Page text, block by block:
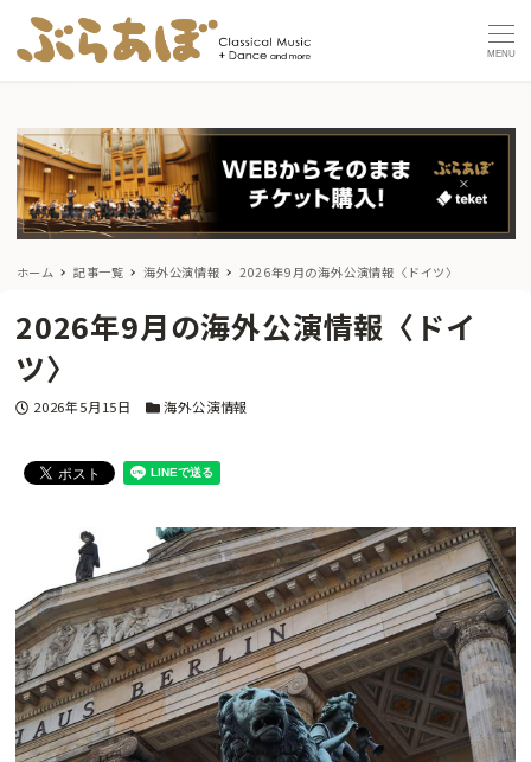
MENU
ホーム 記事一覧 海外公演情報 2026年9月の海外公演情報〈ドイツ〉
2026年9月の海外公演情報〈ドイ
ツ〉
投稿日
2026年5月15日 カテゴリー
海外公演情報